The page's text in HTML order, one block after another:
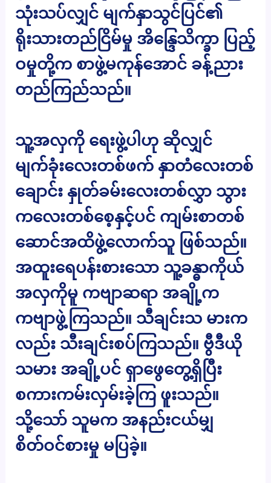
သုံးသပ်လျှင် မျက်နှာသွင်ပြင်၏
ရိုးသားတည်ငြိမ်မှု အိန္ဒြေသိက္ခာ ပြည့်
ဝမှုတို့က စာဖွဲ့မကုန်အောင် ခန့်ညား
တည်ကြည်သည်။
သူ့အလှကို ရေးဖွဲ့ပါဟု ဆိုလျှင်
မျက်ခုံးလေးတစ်ဖက် နှာတံလေးတစ်
ချောင်း နှုတ်ခမ်းလေးတစ်လွှာ သွား
ကလေးတစ်စေ့နှင့်ပင် ကျမ်းစာတစ်
ဆောင်အထိဖွဲ့လောက်သူ ဖြစ်သည်။
အထူးရေပန်းစားသော သူ့ခန္ဓာကိုယ်
အလှကိုမူ ကဗျာဆရာ အချို့က
ကဗျာဖွဲ့ကြသည်။ သီချင်းသ မားက
လည်း သီးချင်းစပ်ကြသည်။ ဗွီဒီယို
သမား အချို့ပင် ရှာဖွေတွေ့ရှိပြီး
စကားကမ်းလှမ်းခဲ့ကြ ဖူးသည်။
သို့သော် သူမက အနည်းငယ်မျှ
စိတ်ဝင်စားမှု မပြခဲ့။